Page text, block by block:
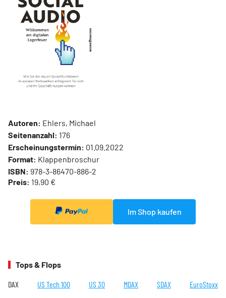
Autoren: Ehlers, Michael
Seitenanzahl: 176
Erscheinungstermin: 01.09.2022
Format: Klappenbroschur
ISBN: 978-3-86470-886-2
Preis: 19,90 €
Im Shop kaufen
Tops & Flops
DAX US Tech 100 US 30 MDAX SDAX EuroStoxx